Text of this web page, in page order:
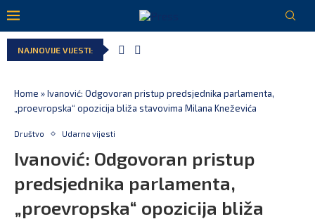
NAJNOVIJE VIJESTI:
Home »Ivanović: Odgovoran pristup predsjednika parlamenta,
„proevropska“ opozicija bliža stavovima Milana Kneževića
Društvo Udarne vijesti
Ivanović: Odgovoran pristup
predsjednika parlamenta,
„proevropska“ opozicija bliža